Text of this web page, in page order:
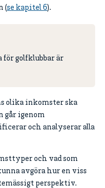
(se kapitel 6).
för golfklubbar är
olika inkomster ska
går igenom
och analyserar alla
och vad som
avgöra hur en viss
perspektiv.